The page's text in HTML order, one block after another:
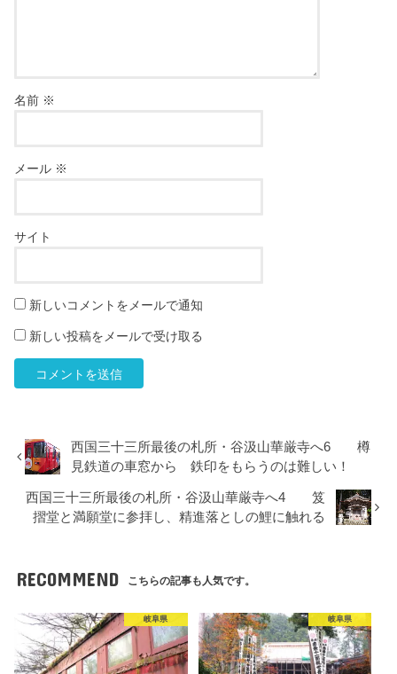
名前 ※
メール ※
サイト
新しいコメントをメールで通知
新しい投稿をメールで受け取る
西国三十三所最後の札所・谷汲山華厳寺へ6 樽
見鉄道の車窓から 鉄印をもらうのは難しい！
西国三十三所最後の札所・谷汲山華厳寺へ4 笈
摺堂と満願堂に参拝し、精進落としの鯉に触れる
RECOMMEND こちらの記事も人気です。
岐阜県 岐阜県